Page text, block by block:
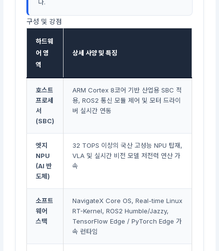
다.
구성 및 강점
하드웨
어 영
역
상세 사양 및 특징
호스트
프로세
서
(SBC)
ARM Cortex 8코어 기반 산업용 SBC 적
용, ROS2 통신 모듈 제어 및 모터 드라이
버 실시간 연동
엣지
NPU
(AI 반
도체)
32 TOPS 이상의 국산 고성능 NPU 탑재,
VLA 및 실시간 비전 모델 저전력 연산 가
속
소프트
웨어
스택
NavigateX Core OS, Real-time Linux
RT-Kernel, ROS2 Humble/Jazzy,
TensorFlow Edge / PyTorch Edge 가
속 런타임